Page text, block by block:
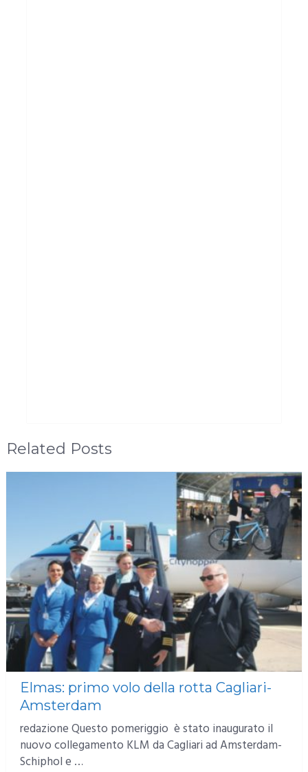
Related Posts
Elmas: primo volo della rotta Cagliari-
Amsterdam
redazione Questo pomeriggio è stato inaugurato il
nuovo collegamento KLM da Cagliari ad Amsterdam-
Schiphol e …